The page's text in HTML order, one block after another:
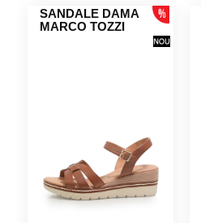
SANDALE DAMA
MARCO TOZZI